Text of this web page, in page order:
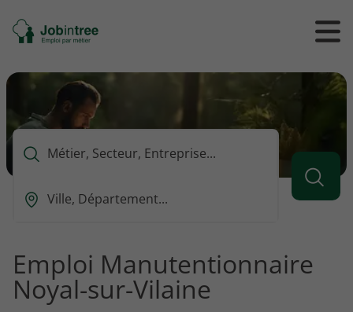
Se
rendre
l'accueil
Ouvrir
/
le
Que
vous
rechercher
Ou
vous
voulez
rechercher
Emploi Manutentionnaire
Noyal-sur-Vilaine